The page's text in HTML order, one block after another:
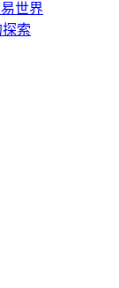
世界
索